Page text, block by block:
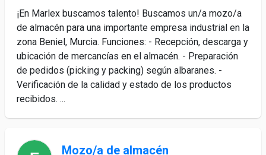
¡En Marlex buscamos talento! Buscamos un/a mozo/a
de almacén para una importante empresa industrial en la
zona Beniel, Murcia. Funciones: - Recepción, descarga y
ubicación de mercancías en el almacén. - Preparación
de pedidos (picking y packing) según albaranes. -
Verificación de la calidad y estado de los productos
recibidos. ...
Mozo/a de almacén